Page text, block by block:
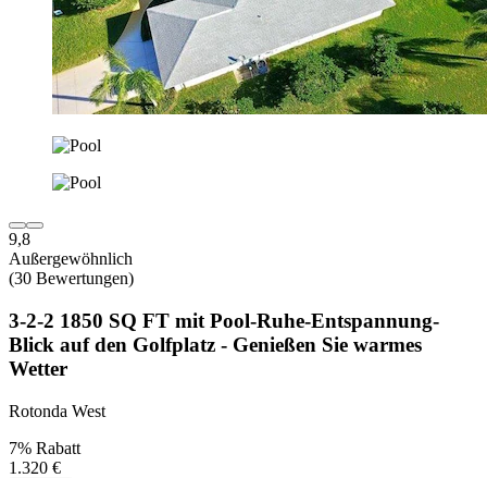
9,8
Außergewöhnlich
(30 Bewertungen)
3-2-2 1850 SQ FT mit Pool-Ruhe-Entspannung-
Blick auf den Golfplatz - Genießen Sie warmes
Wetter
Rotonda West
7% Rabatt
1.320 €